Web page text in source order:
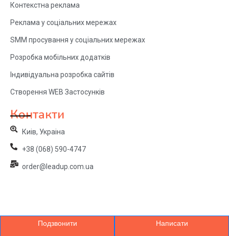
Контекстна реклама
Реклама у соціальних мережах
SMM просування у соціальних мережах
Розробка мобільних додатків
Індивідуальна розробка сайтів
Створення WEB Застосунків
Контакти
Киів, Украіна
+38 (068) 590-4747
order@leadup.com.ua
Подзвонити Написати